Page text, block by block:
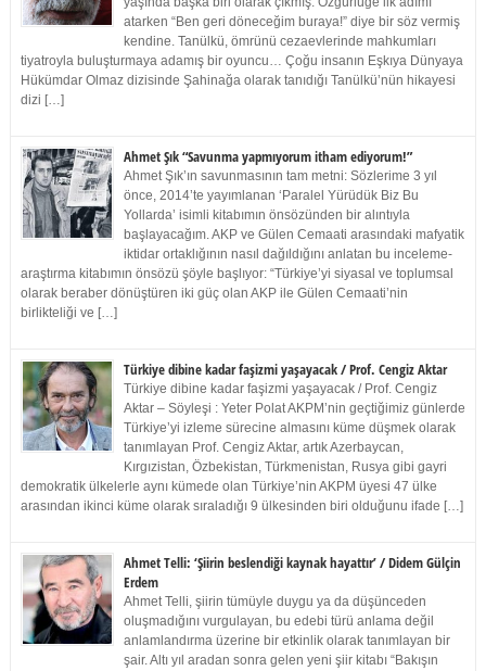
atarken “Ben geri döneceğim buraya!” diye bir söz vermiş
kendine. Tanülkü, ömrünü cezaevlerinde mahkumları
tiyatroyla buluşturmaya adamış bir oyuncu… Çoğu insanın Eşkıya Dünyaya
Hükümdar Olmaz dizisinde Şahinağa olarak tanıdığı Tanülkü’nün hikayesi
dizi […]
Ahmet Şık “Savunma yapmıyorum itham ediyorum!”
Ahmet Şık’ın savunmasının tam metni: Sözlerime 3 yıl
önce, 2014’te yayımlanan ‘Paralel Yürüdük Biz Bu
Yollarda’ isimli kitabımın önsözünden bir alıntıyla
başlayacağım. AKP ve Gülen Cemaati arasındaki mafyatik
iktidar ortaklığının nasıl dağıldığını anlatan bu inceleme-
araştırma kitabımın önsözü şöyle başlıyor: “Türkiye’yi siyasal ve toplumsal
olarak beraber dönüştüren iki güç olan AKP ile Gülen Cemaati’nin
birlikteliği ve […]
Türkiye dibine kadar faşizmi yaşayacak / Prof. Cengiz Aktar
Türkiye dibine kadar faşizmi yaşayacak / Prof. Cengiz
Aktar – Söyleşi : Yeter Polat AKPM’nin geçtiğimiz günlerde
Türkiye’yi izleme sürecine almasını küme düşmek olarak
tanımlayan Prof. Cengiz Aktar, artık Azerbaycan,
Kırgızistan, Özbekistan, Türkmenistan, Rusya gibi gayri
demokratik ülkelerle aynı kümede olan Türkiye’nin AKPM üyesi 47 ülke
arasından ikinci küme olarak sıraladığı 9 ülkesinden biri olduğunu ifade […]
Ahmet Telli: ‘Şiirin beslendiği kaynak hayattır’ / Didem Gülçin
Erdem
Ahmet Telli, şiirin tümüyle duygu ya da düşünceden
oluşmadığını vurgulayan, bu edebi türü anlama değil
anlamlandırma üzerine bir etkinlik olarak tanımlayan bir
şair. Altı yıl aradan sonra gelen yeni şiir kitabı “Bakışın